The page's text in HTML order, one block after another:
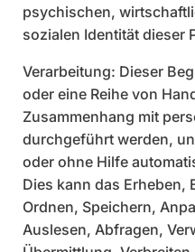
psychischen,
sozialen Identität dieser
Verarbeitung: Dieser
oder eine Reihe von
Zusammenhang mit
durchgeführt werden,
oder ohne Hilfe
Dies kann das Erheben,
Ordnen, Speichern,
Auslesen, Abfragen,